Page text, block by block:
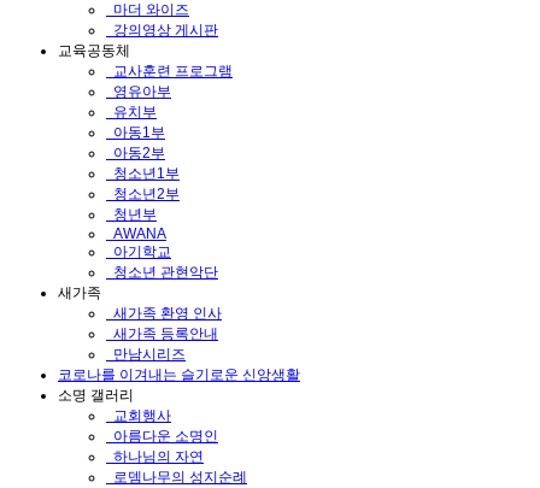
마더 와이즈
강의영상 게시판
교육공동체
교사훈련 프로그램
영유아부
유치부
아동1부
아동2부
청소년1부
청소년2부
청년부
AWANA
아기학교
청소년 관현악단
새가족
새가족 환영 인사
새가족 등록안내
만남시리즈
코로나를 이겨내는 슬기로운 신앙생활
소명 갤러리
교회행사
아름다운 소명인
하나님의 자연
로뎀나무의 성지순례